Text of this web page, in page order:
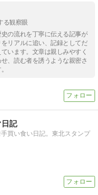
る観察眼
の流れを丁寧に伝える記事が
リアルに追い、記録としてだ
います。文章は親しみやすく
、読む者を誘うような親密さ
記
買い食い日記。東北スタンプ